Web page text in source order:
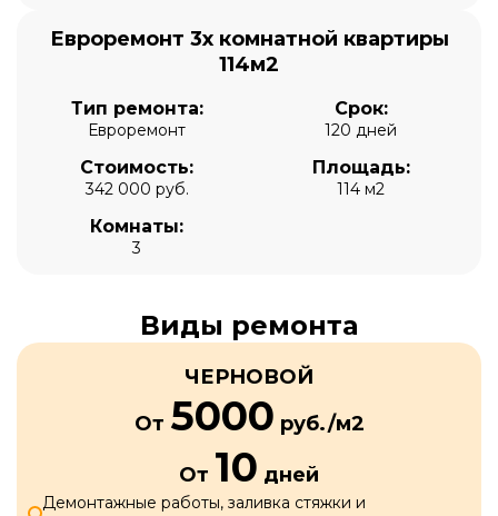
Евроремонт 3х комнатной квартиры
114м2
Тип ремонта:
Евроремонт
Срок:
120 дней
Стоимость:
342 000 руб.
Площадь:
114 м2
Комнаты:
3
Виды ремонта
ЧЕРНОВОЙ
От 5000 руб./м2
От 10 дней
Демонтажные работы, заливка стяжки и